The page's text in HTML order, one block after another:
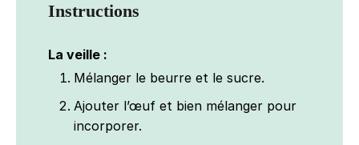
Instructions
La veille :
Mélanger le beurre et le sucre.
Ajouter l’œuf et bien mélanger pour
incorporer.